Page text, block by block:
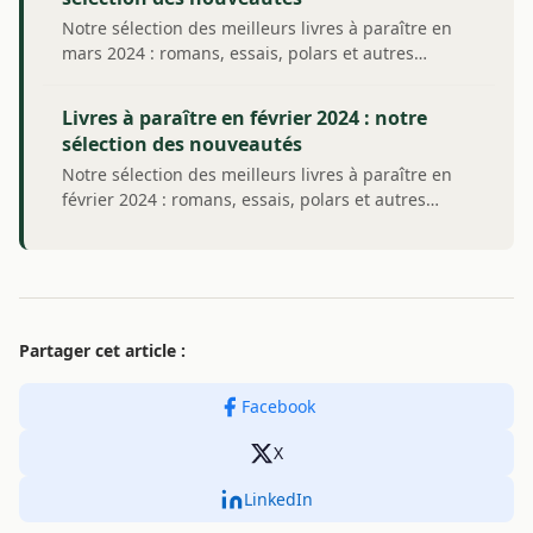
Notre sélection des meilleurs livres à paraître en
mars 2024 : romans, essais, polars et autres…
Livres à paraître en février 2024 : notre
sélection des nouveautés
Notre sélection des meilleurs livres à paraître en
février 2024 : romans, essais, polars et autres…
Partager cet article :
Facebook
X
LinkedIn